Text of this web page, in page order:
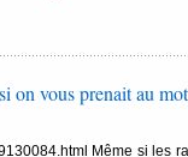
on vous prenait au
Même si les